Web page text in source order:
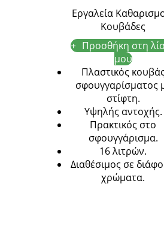
Εργαλεία
Κουβάδες
Προσθήκη στη
μου
Πλαστικός
σφουγγαρίσματος
στίφτη.
Υψηλής αντοχής.
Πρακτικός στο
σφουγγάρισμα.
16 λιτρών.
Διαθέσιμος σε
χρώματα.